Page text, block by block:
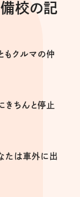
校の記
もクルマの仲
きちんと停止
たは車外に出